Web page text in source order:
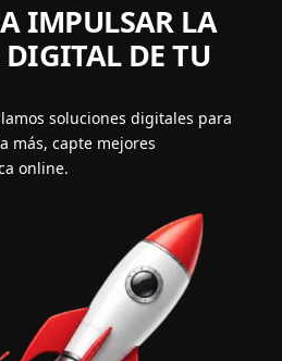
IMPULSAR LA
DIGITAL DE TU
soluciones digitales para
más, capte mejores
online.